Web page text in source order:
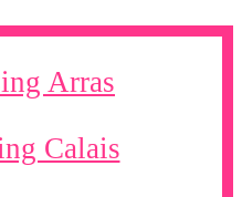
Arras
Calais